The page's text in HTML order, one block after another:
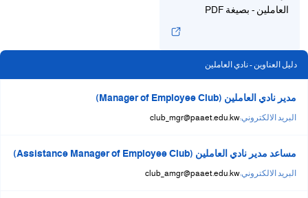
العاملين - بصيغة PDF
دليل العناوين - نادي العاملين
مدير نادي العاملين (Manager of Employee Club)
البريد الالكتروني:club_mgr@paaet.edu.kw
مساعد مدير نادي العاملين (Assistance Manager of Employee Club)
البريد الالكتروني:club_amgr@paaet.edu.kw